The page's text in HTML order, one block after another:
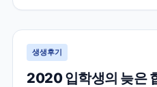
유학원의 권유로 토론토의
나,...
생생후기
2020 입학생의 늦은